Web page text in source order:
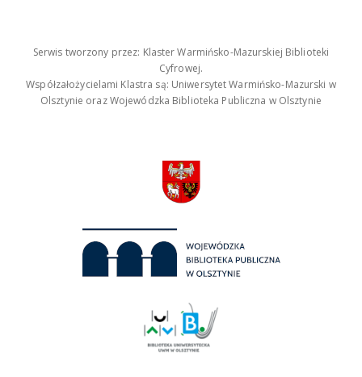
Serwis tworzony przez: Klaster Warmińsko-Mazurskiej Biblioteki
Cyfrowej.
Współzałożycielami Klastra są: Uniwersytet Warmińsko-Mazurski w
Olsztynie oraz Wojewódzka Biblioteka Publiczna w Olsztynie